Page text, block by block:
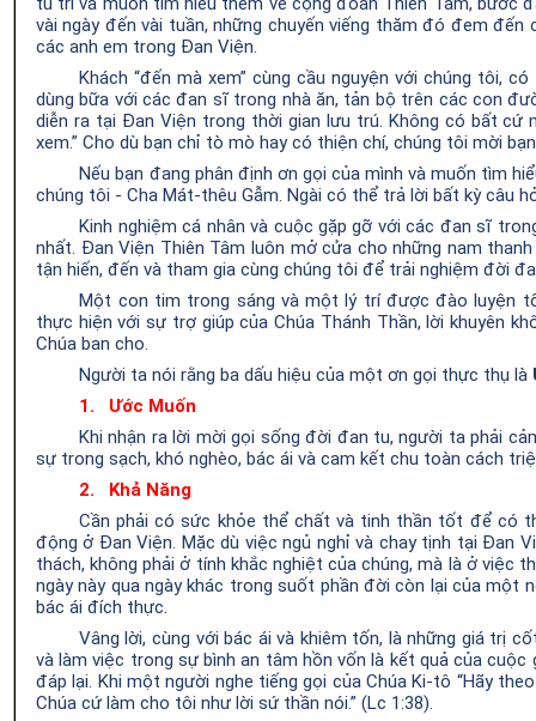
vài ngày đến vài tuần, những chuyến viếng thăm đó đem đến
các anh em trong Đan Viện
Khách“đến mà xem” cùng cầu nguyện với chúng tôi, có
dùng bữa với các đan sĩ trong nhà ăn, tản bộ trên các con
diễn ra tại Đan Viện trong thời gian lưu trú. Không có bất cứ
xem.” Cho dù bạn chỉ tò mò hay có thiện chí, chúng tôi mời
Nếu bạn đang phân định ơn gọi của mình và muốn tìm
chúng tôi - ChaMát-thêu Gẫm . Ngài có thể trả lời bất kỳ câu
Kinh nghiệm cá nhân và cuộc gặp gỡ với các đan sĩ
nhất. Đan Viện Thiên Tâm luôn mở cửa cho những nam
tận hiến, đến và tham gia cùng chúng tôi để trải nghiệm đời
Một con tim trong sáng và một lý trí được đào luyện
thực hiện với sự trợ giúp của Chúa Thánh Thần, lời khuyên
Chúa ban cho.
Người ta nói rằng ba dấu hiệu của một ơn gọi thực thụ là
1.
Ước Muốn
Khi nhận ra lời mời gọi sống đời đan tu, người ta phải
sự trong sạch, khó nghèo, bác ái và cam kết chu toàn cách
2.
Khả Năng
Cần phải có sức khỏe thể chất và tinh thần tốt để có
độngở Đan Viện. Mặc dù việc ngủ nghỉ và chaytịnh tại Đan
thách, không phải ở tính khắc nghiệt của chúng, mà là ở việc
ngày này qua ngày khác trong suốt phần đời còn lại của một
bác ái đích thực.
Vâng lời, cùng với bác ái và khiêm tốn, là những giá trị
và làm việc trong sự bình an tâm hồn vốn là kết quả của cuộc
đáp lại. Khi một người nghe tiếng gọi của Chúa Ki-tô “Hãy
Chúa cứ làm cho tôi như lời sứ thần nói.” (Lc 1:38).